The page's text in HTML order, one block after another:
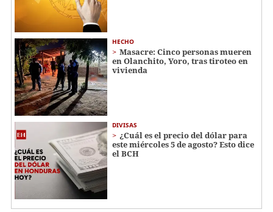
HECHO
Masacre: Cinco personas mueren
en Olanchito, Yoro, tras tiroteo en
vivienda
DIVISAS
¿Cuál es el precio del dólar para
este miércoles 5 de agosto? Esto dice
el BCH